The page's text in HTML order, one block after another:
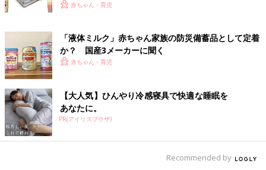
赤ちゃん・育児
「液体ミルク」赤ちゃん家族の防災備蓄品として定着
か？ 国産3メーカーに聞く
赤ちゃん・育児
【大人気】ひんやり冷感寝具で快適な睡眠を
あなたに。
PR(アイリスプラザ)
Recommended by